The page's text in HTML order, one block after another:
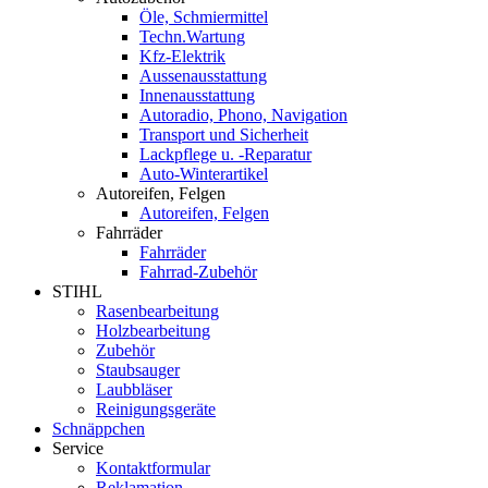
Öle, Schmiermittel
Techn.Wartung
Kfz-Elektrik
Aussenausstattung
Innenausstattung
Autoradio, Phono, Navigation
Transport und Sicherheit
Lackpflege u. -Reparatur
Auto-Winterartikel
Autoreifen, Felgen
Autoreifen, Felgen
Fahrräder
Fahrräder
Fahrrad-Zubehör
STIHL
Rasenbearbeitung
Holzbearbeitung
Zubehör
Staubsauger
Laubbläser
Reinigungsgeräte
Schnäppchen
Service
Kontaktformular